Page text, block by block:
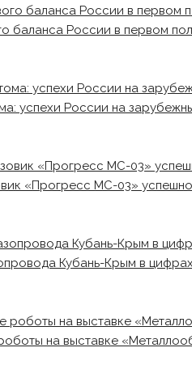
баланса России в первом
успехи России на
«Прогресс МС-03»
Кубань-Крым в
на выставке